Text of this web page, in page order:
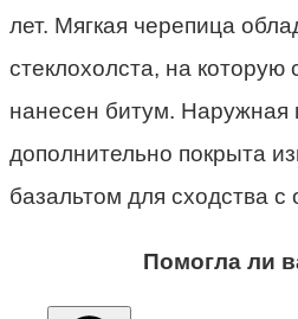
лет. Мягкая черепица
стеклохолста, на которую
нанесен битум. Наружная
дополнительно покрыта
базальтом для сходства
Помогла ли